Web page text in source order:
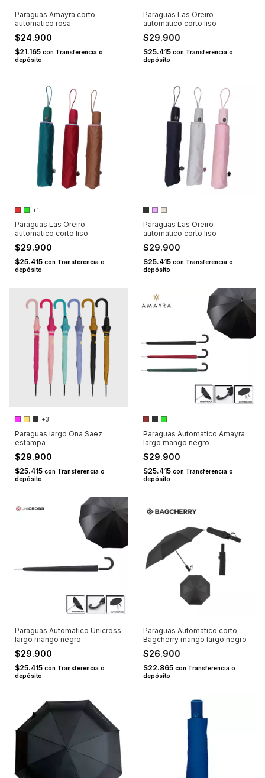
Paraguas Amayra corto
automatico rosa
$24.900
$21.165 con Transferencia o
depósito
Paraguas Las Oreiro
automatico corto liso
$29.900
$25.415 con Transferencia o
depósito
+1
Paraguas Las Oreiro
automatico corto liso
$29.900
$25.415 con Transferencia o
depósito
Paraguas Las Oreiro
automatico corto liso
$29.900
$25.415 con Transferencia o
depósito
+3
Paraguas largo Ona Saez
estampa
$29.900
$25.415 con Transferencia o
depósito
Paraguas Automatico Amayra
largo mango negro
$29.900
$25.415 con Transferencia o
depósito
Paraguas Automatico Unicross
largo mango negro
$29.900
$25.415 con Transferencia o
depósito
Paraguas Automatico corto
Bagcherry mango largo negro
$26.900
$22.865 con Transferencia o
depósito